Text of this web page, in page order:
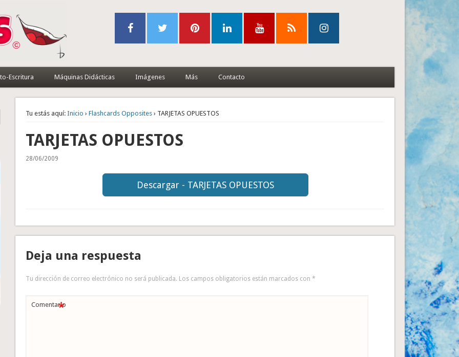
Escritura Máquinas Didácticas Imágenes Más Contacto
Tu estás aquí: Inicio ›Flashcards Opposites › TARJETAS OPUESTOS
TARJETAS OPUESTOS
28/06/2009
Descargar - TARJETAS OPUESTOS
Deja una respuesta
Tu dirección de correo electrónico no será publicada. Los campos obligatorios están marcados con*
Comentario
*